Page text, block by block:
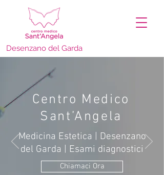
Desenzano del Garda
Centro Medico
Sant’Angela
Medicina Estetica | Desenzano
del Garda | Esami diagnostici
Chiamaci Ora